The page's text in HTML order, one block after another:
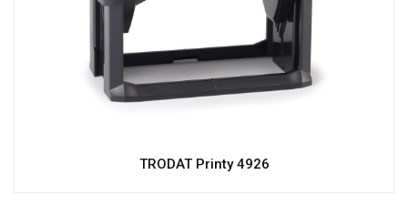
TRODAT Printy 4926